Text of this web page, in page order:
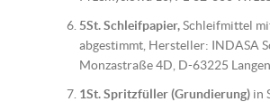
5St. Schleifpapier,Schleifmittel
abgestimmt, Hersteller: INDASA
Monzastraße 4D, D-63225 Langen
1St. Spritzfüller (Grundierung) in